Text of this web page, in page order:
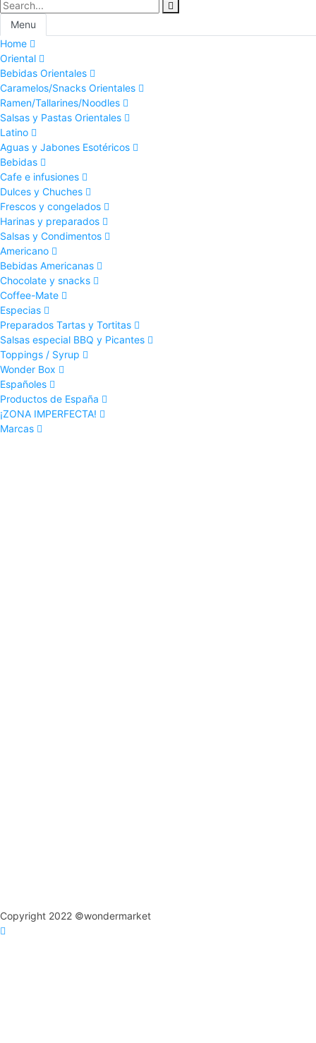
Menu
Home
Oriental
Bebidas Orientales
Caramelos/Snacks Orientales
Ramen/Tallarines/Noodles
Salsas y Pastas Orientales
Latino
Aguas y Jabones Esotéricos
Bebidas
Cafe e infusiones
Dulces y Chuches
Frescos y congelados
Harinas y preparados
Salsas y Condimentos
Americano
Bebidas Americanas
Chocolate y snacks
Coffee-Mate
Especias
Preparados Tartas y Tortitas
Salsas especial BBQ y Picantes
Toppings / Syrup
Wonder Box
Españoles
Productos de España
¡ZONA IMPERFECTA!
Marcas
Copyright 2022 ©wondermarket